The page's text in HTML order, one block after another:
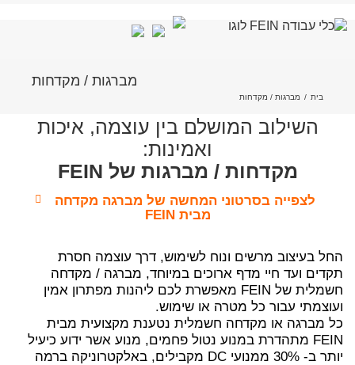
מברגות / מקדחות
בית / מברגות / מקדחות
השילוב המושלם בין עוצמה, איכות
ואמינות:
מקדחות / מברגות של FEIN
לצפייה בסרטוני המחשה של מברגה מקדחה
מבית FEIN
החל בעיצוב מרשים ונוח לשימוש, דרך עוצמה חסרת
תקדים ועד חיי מדף ארוכים במיוחד, מברגה / מקדחה
חשמלית של FEIN מאפשרת לכם ליהנות מפתרון אמין
ועוצמתי עבור כל מטרה או שימוש.
כל מברגה או מקדחה חשמלית נטענת מקצועית מבית
FEIN מתהדרת במנוע נטול פחמים, מנוע אשר ידוע כיעיל
יותר ב- 30% ממנועי DC מקבילים, באלקטרוניקה ברמה